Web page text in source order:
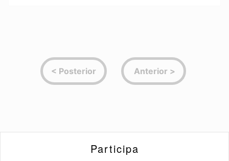
Participa